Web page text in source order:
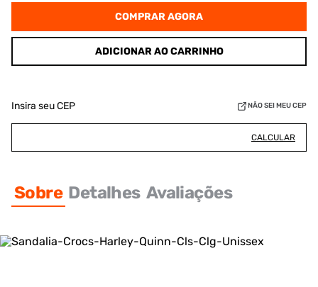
COMPRAR AGORA
ADICIONAR AO CARRINHO
Insira seu CEP NÃO SEI MEU CEP
CALCULAR
Sobre Detalhes Avaliações